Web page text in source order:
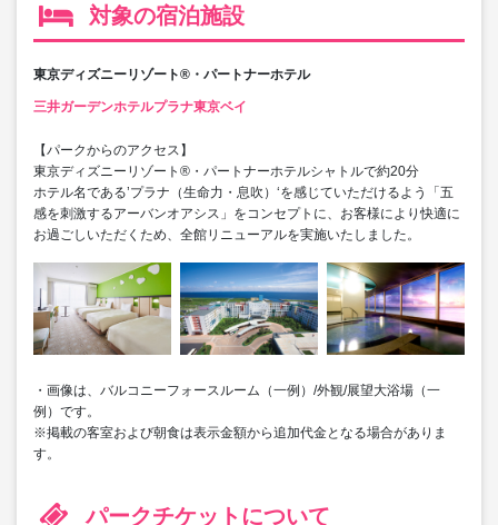
対象の宿泊施設
東京ディズニーリゾート®・パートナーホテル
三井ガーデンホテルプラナ東京ベイ
【パークからのアクセス】
東京ディズニーリゾート®・パートナーホテルシャトルで約20分
ホテル名である’プラナ（生命力・息吹）‘を感じていただけるよう「五
感を刺激するアーバンオアシス」をコンセプトに、お客様により快適に
お過ごしいただくため、全館リニューアルを実施いたしました。
・画像は、バルコニーフォースルーム（一例）/外観/展望大浴場（一
例）です。
※掲載の客室および朝食は表示金額から追加代金となる場合がありま
す。
パークチケットについて